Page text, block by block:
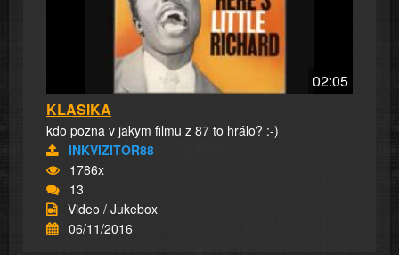
02:05
KLASIKA
kdo pozna v jakym filmu z 87 to hrálo? :-)
INKVIZITOR88
1786x
13
Video / Jukebox
06/11/2016